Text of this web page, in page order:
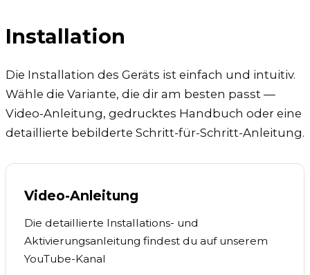
Installation
Die Installation des Geräts ist einfach und intuitiv.
Wähle die Variante, die dir am besten passt —
Video-Anleitung, gedrucktes Handbuch oder eine
detaillierte bebilderte Schritt-für-Schritt-Anleitung.
Video-Anleitung
Die detaillierte Installations- und
Aktivierungsanleitung findest du auf unserem
YouTube-Kanal